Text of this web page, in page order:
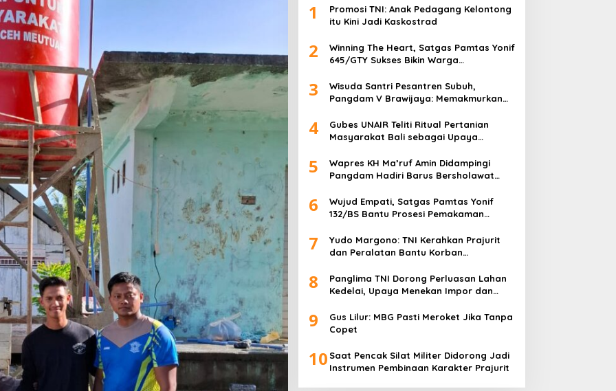
1
Promosi TNI: Anak Pedagang Kelontong
itu Kini Jadi Kaskostrad
2
Winning The Heart, Satgas Pamtas Yonif
645/GTY Sukses Bikin Warga
3
Wisuda Santri Pesantren Subuh,
Pangdam V Brawijaya: Memakmurkan
4
Gubes UNAIR Teliti Ritual Pertanian
Masyarakat Bali sebagai Upaya
5
Wapres KH Ma’ruf Amin Didampingi
Pangdam Hadiri Barus Bersholawat
6
Wujud Empati, Satgas Pamtas Yonif
132/BS Bantu Prosesi Pemakaman
7
Yudo Margono: TNI Kerahkan Prajurit
dan Peralatan Bantu Korban
8
Panglima TNI Dorong Perluasan Lahan
Kedelai, Upaya Menekan Impor dan
9
Gus Lilur: MBG Pasti Meroket Jika Tanpa
Copet
10 Saat Pencak Silat Militer Didorong Jadi
Instrumen Pembinaan Karakter Prajurit